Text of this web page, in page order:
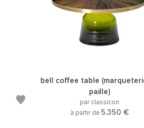
bell coffee table
paille)
par classicon
à partir de 5.350 €